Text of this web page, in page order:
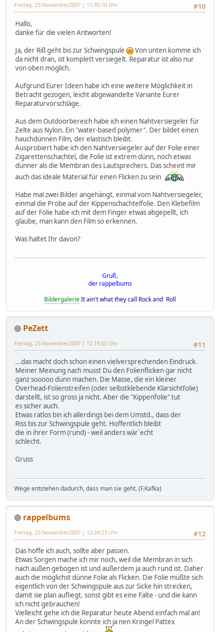
#10
Freitag, 23.November.2007 | 11:39:10 Uhr
Hallo,
danke für die vielen Antworten!
Ja, der Riß geht bis zur Schwingspule
Von unten komme ich
da nicht dran, ist komplett versiegelt. Reparatur ist also nur
von oben möglich.
Aufgrund Eurer Ideen habe ich eine weitere Möglichkeit in
Betracht gezogen, leicht abgewandelte Variante Eurer
Reparaturvorschläge.
Aus dem Outdoorbereich habe ich einen Nahtversiegeler für
Zelte aus Nylon. Ein "water-based polymer". Der bildet einen
hauchdünnen Film, der elastisch bleibt.
Ausprobiert habe ich den Nahtversiegeler auf der Folie einer
Zigarettenschachtel, die Folie ist extrem dünn, noch etwas
dünner als die Membran des Lautsprechers. Das scheint mir
auch das ideale Material für einen Flicken zu sein
Habe mal zwei Bilder angehängt, einmal vom Nahtversiegeler,
einmal die Probe auf der Kippenschachtelfolie. Den Klebefilm
auf der Folie habe ich mit dem Finger etwas abgepellt, ich
glaube, man kann den Film so erkennen.
Was haltet Ihr davon?
Gruß,
der rappelbums
BildergalerieIt ain't what they call Rock and Roll
PeZett
#11
Freitag, 23.November.2007 | 12:19:05 Uhr
...das macht doch schon einen vielversprechenden Eindruck.
Meiner Meinung nach musst Du den Folienflicken gar nicht
ganz sooooo dünn machen. Die Masse, die ein kleiner
Overhead-Folienstreifen (oder selbstklebende Klarsichtfolie)
darstellt, ist so gross ja nicht. Aber die "Kippenfolie" tut
es sicher auch.
Etwas ratlos bin ich allerdings bei dem Umstd., dass der
Riss bis zur Schwingspule geht. Hoffentlich bleibt
die in ihrer Form (rund) - weil anders wär`echt
schlecht.
Gruss
Wege entstehen dadurch, dass man sie geht. (F.Kafka)
rappelbums
#12
Freitag, 23.November.2007 | 12:24:23 Uhr
Das hoffe ich auch, sollte aber passen.
Etwas Sorgen mache ich mir noch, weil die Membran in sich
nach außen gebogen ist und außerdem ja auch rund ist. Daher
auch die möglichst dünne Folie als Flicken. Die Folie müßte sich
eigentlich von der Schwingspule aus zur Sicke hin strecken,
damit sie plan aufliegt, sonst gibt es eine Falte - und die kann
ich nicht gebrauchen!
Vielleicht gehe ich die Reparatur heute Abend einfach mal an!
An der Schwingspule könnte ich ja nen Kringel Pattex